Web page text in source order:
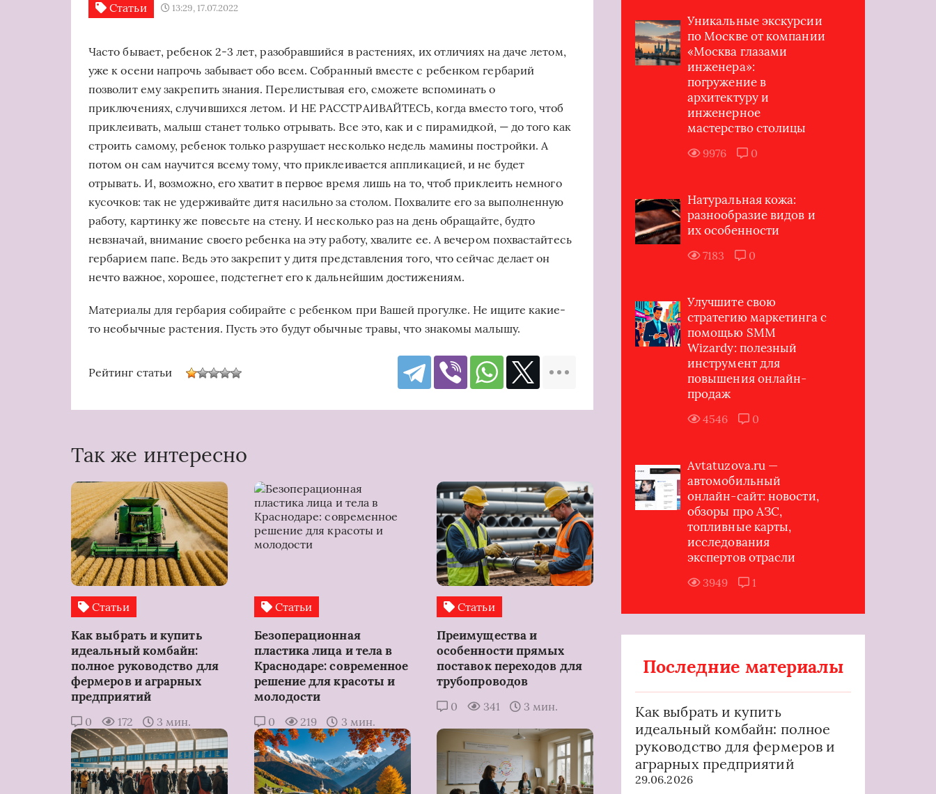
Статьи 13:29, 17.07.2022
Часто бывает, ребенок 2-3 лет, разобравшийся в растениях, их отличиях на даче летом,
уже к осени напрочь забывает обо всем. Собранный вместе с ребенком гербарий
позволит ему закрепить знания. Перелистывая его, сможете вспоминать о
приключениях, случившихся летом. И НЕ РАССТРАИВАЙТЕСЬ, когда вместо того, чтоб
приклеивать, малыш станет только отрывать. Все это, как и с пирамидкой, — до того как
строить самому, ребенок только разрушает несколько недель мамины постройки. А
потом он сам научится всему тому, что приклеивается аппликацией, и не будет
отрывать. И, возможно, его хватит в первое время лишь на то, чтоб приклеить немного
кусочков: так не удерживайте дитя насильно за столом. Похвалите его за выполненную
работу, картинку же повесьте на стену. И несколько раз на день обращайте, будто
невзначай, внимание своего ребенка на эту работу, хвалите ее. А вечером похвастайтесь
гербарием папе. Ведь это закрепит у дитя представления того, что сейчас делает он
нечто важное, хорошее, подстегнет его к дальнейшим достижениям.
Материалы для гербария собирайте с ребенком при Вашей прогулке. Не ищите какие-
то необычные растения. Пусть это будут обычные травы, что знакомы малышу.
Рейтинг статьи
Так же интересно
Статьи
Как выбрать и купить
идеальный комбайн:
полное руководство для
фермеров и аграрных
предприятий
0 172 3 мин.
Статьи
Безоперационная
пластика лица и тела в
Краснодаре: современное
решение для красоты и
молодости
0 219 3 мин.
Статьи
Преимущества и
особенности прямых
поставок переходов для
трубопроводов
0 341 3 мин.
Уникальные экскурсии
по Москве от компании
«Москва глазами
инженера»:
погружение в
архитектуру и
инженерное
мастерство столицы
9976 0
Натуральная кожа:
разнообразие видов и
их особенности
7183 0
Улучшите свою
стратегию маркетинга с
помощью SMM
Wizardy: полезный
инструмент для
повышения онлайн-
продаж
4546 0
Avtatuzova.ru —
автомобильный
онлайн-сайт: новости,
обзоры про АЗС,
топливные карты,
исследования
экспертов отрасли
3949 1
Последние материалы
Как выбрать и купить
идеальный комбайн: полное
руководство для фермеров и
аграрных предприятий
29.06.2026